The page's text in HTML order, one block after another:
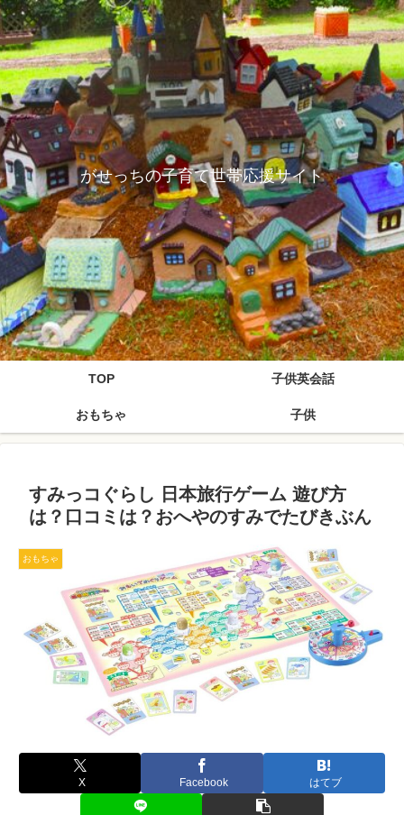
がせっちの子育て世帯応援サイト
TOP 子供英会話
おもちゃ 子供
すみっコぐらし 日本旅行ゲーム 遊び方
は？口コミは？おへやのすみでたびきぶん
おもちゃ
X Facebook はてブ